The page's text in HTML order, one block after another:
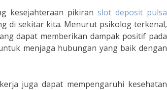
kesejahteraan pikiran slot deposit pulsa
di sekitar kita. Menurut psikolog terkenal,
dapat memberikan dampak positif pada
menjaga hubungan yang baik dengan
juga dapat mempengaruhi kesehatan